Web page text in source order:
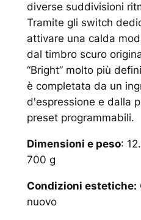
diverse suddivisioni
Tramite gli switch
attivare una calda
dal timbro scuro
“Bright” molto più
è completata da un
d'espressione e dalla
preset programmabili.
Dimensioni e peso:
700 g
Condizioni estetiche:
nuovo